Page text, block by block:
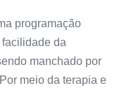
programação
da
manchado por
meio da terapia e